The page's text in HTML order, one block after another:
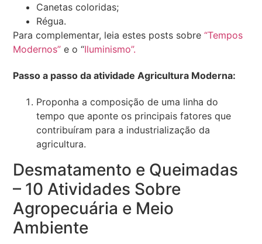
Canetas coloridas;
Régua.
Para complementar, leia estes posts sobre “Tempos
Modernos” e o “Iluminismo”.
Passo a passo da atividade Agricultura Moderna:
Proponha a composição de uma linha do
tempo que aponte os principais fatores que
contribuíram para a industrialização da
agricultura.
Desmatamento e Queimadas
– 10 Atividades Sobre
Agropecuária e Meio
Ambiente